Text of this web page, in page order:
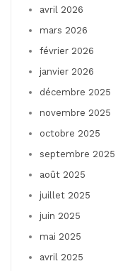
avril 2026
mars 2026
février 2026
janvier 2026
décembre 2025
novembre 2025
octobre 2025
septembre 2025
août 2025
juillet 2025
juin 2025
mai 2025
avril 2025